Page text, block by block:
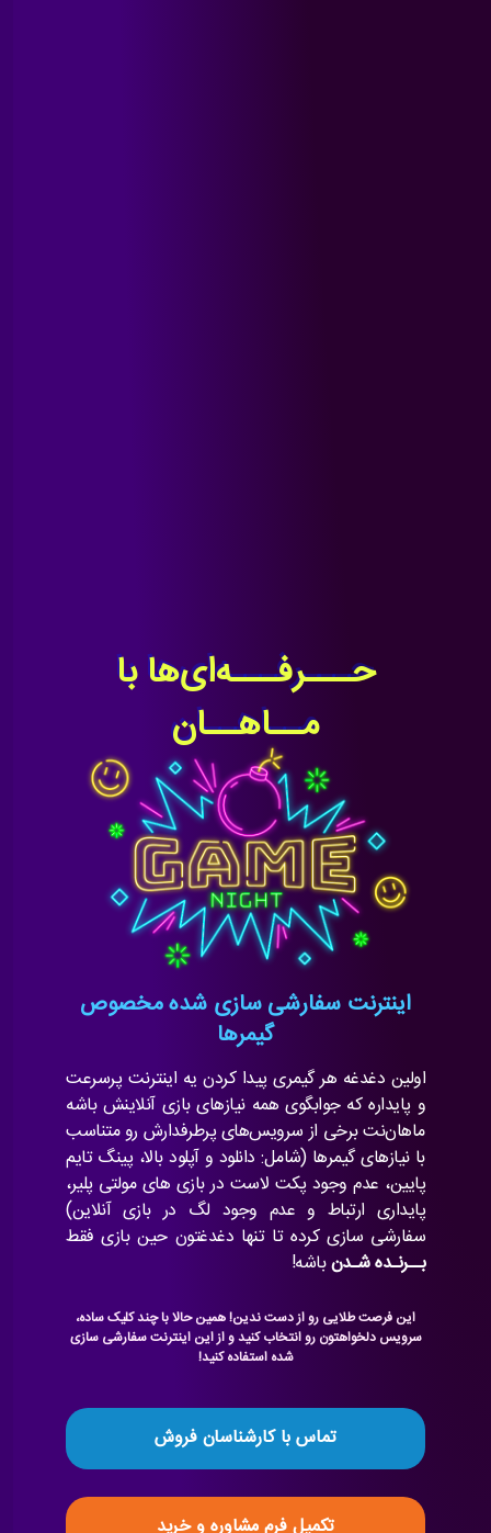
حـــرفـــه‌ای‌ها با
مــاهــان
اینترنت سفارشی سازی شده مخصوص
گیمرها
اولین دغدغه هر گیمری پیدا کردن یه اینترنت پرسرعت
و پایداره که جوابگوی همه نیازهای بازی آنلاینش باشه
ماهان‌نت برخی از سرویس‌های پرطرفدارش رو متناسب
با نیازهای گیمرها (شامل: دانلود و آپلود بالا، پینگ تایم
پایین، عدم وجود پکت لاست در بازی های مولتی پلیر،
پایداری ارتباط و عدم وجود لگ در بازی آنلاین)
سفارشی سازی کرده تا تنها دغدغتون حین بازی فقط
بــرنـده شـدنباشه!
این فرصت طلایی رو از دست ندین! همین حالا با چند کلیک ساده،
سرویس دلخواهتون رو انتخاب کنید و از این اینترنت سفارشی سازی
شده استفاده کنید!
تماس با کارشناسان فروش
تکمیل فرم مشاوره و خرید